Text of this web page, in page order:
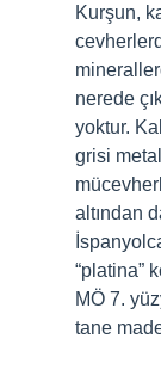
Kurşun,
nerede
yoktur.
grisi
altından
“platina”
MÖ 7.
tane